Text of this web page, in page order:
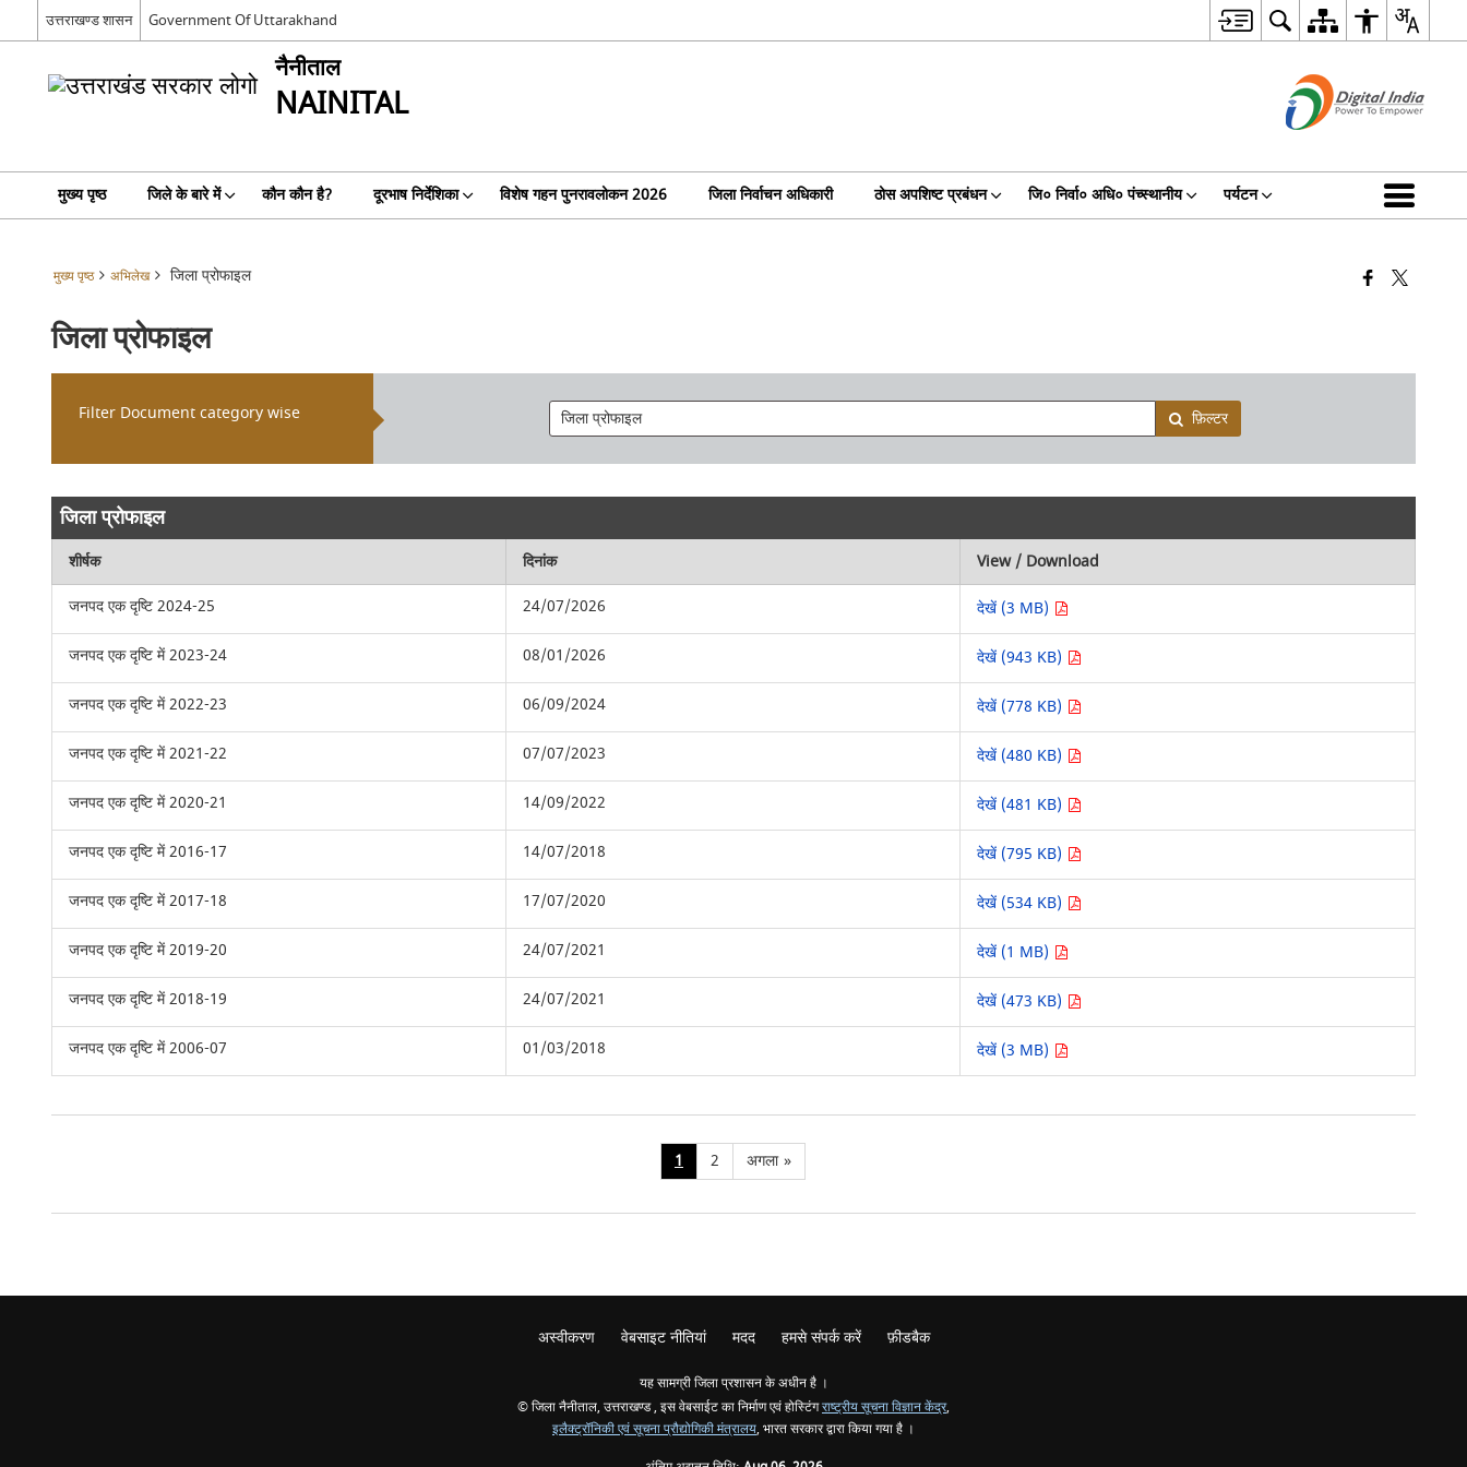
उत्तराखण्ड शासन Government Of Uttarakhand
नैनीताल
NAINITAL
मुख्य पृष्ठ जिले के बारे में कौन कौन है? दूरभाष निर्देशिका विशेष गहन पुनरावलोकन 2026 जिला निर्वाचन अधिकारी ठोस अपशिष्ट प्रबंधन जि० निर्वा० अधि० पंच्स्थानीय पर्यटन
मुख्य पृष्ठ अभिलेख जिला प्रोफाइल
जिला प्रोफाइल
Filter Document category wise फ़िल्टर
जिला प्रोफाइल
शीर्षक दिनांक
View / Download
जनपद एक दृष्टि 2024-25
24/07/2026 देखें (3 MB)
जनपद एक दृष्टि में 2023-24 08/01/2026 देखें (943 KB)
जनपद एक दृष्टि में 2022-23 06/09/2024 देखें (778 KB)
जनपद एक दृष्टि में 2021-22 07/07/2023 देखें (480 KB)
जनपद एक दृष्टि में 2020-21 14/09/2022 देखें (481 KB)
जनपद एक दृष्टि में 2016-17 14/07/2018 देखें (795 KB)
जनपद एक दृष्टि में 2017-18 17/07/2020 देखें (534 KB)
जनपद एक दृष्टि में 2019-20 24/07/2021 देखें (1 MB)
जनपद एक दृष्टि में 2018-19 24/07/2021 देखें (473 KB)
जनपद एक दृष्टि में 2006-07 01/03/2018 देखें (3 MB)
1 2 अगला »
अस्वीकरण वेबसाइट नीतियां मदद हमसे संपर्क करें फ़ीडबैक
यह सामग्री जिला प्रशासन के अधीन है ।
© जिला नैनीताल, उत्तराखण्ड , इस वेबसाईट का निर्माण एवं होस्टिंगराष्ट्रीय सूचना विज्ञान केंद्र,
इलैक्ट्रॉनिकी एवं सूचना प्रौद्योगिकी मंत्रालय, भारत सरकार द्वारा किया गया है ।